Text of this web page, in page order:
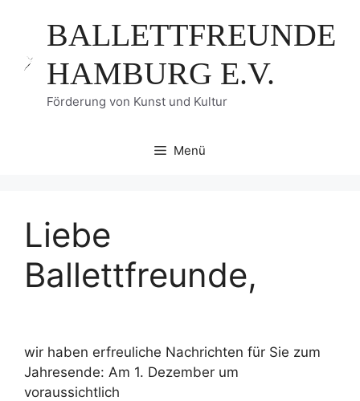
springenBALLETTFREUNDE
HAMBURG E.V.
Förderung von Kunst und Kultur
Menü
Liebe
Ballettfreunde,
wir haben erfreuliche Nachrichten für Sie zum
Jahresende: Am 1. Dezember um
voraussichtlich